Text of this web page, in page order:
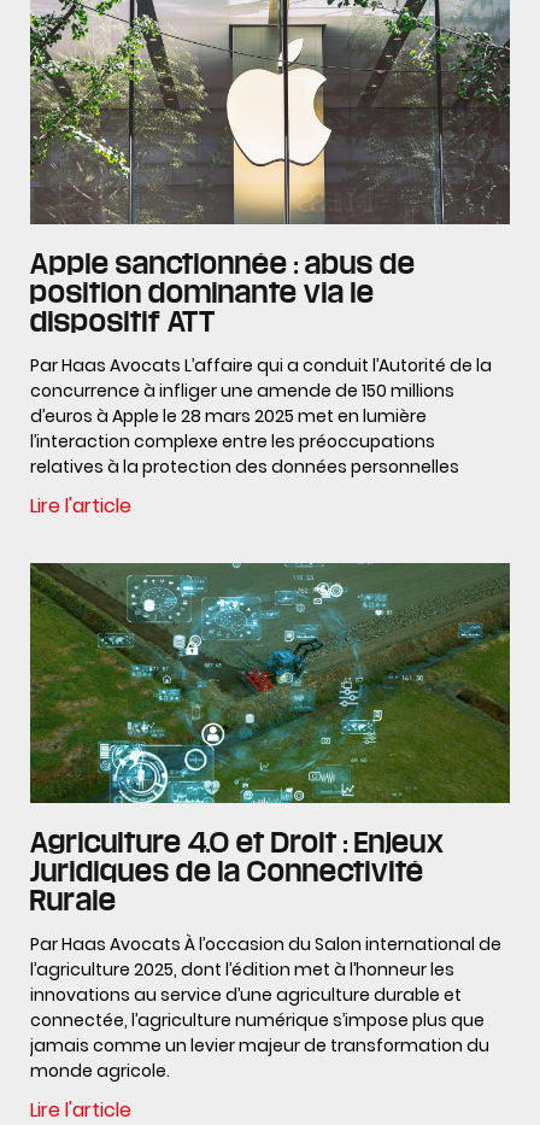
Apple sanctionnée : abus de
position dominante via le
dispositif ATT
Par Haas Avocats L’affaire qui a conduit l’Autorité de la
concurrence à infliger une amende de 150 millions
d’euros à Apple le 28 mars 2025 met en lumière
l’interaction complexe entre les préoccupations
relatives à la protection des données personnelles
Lire l'article
Agriculture 4.0 et Droit : Enjeux
Juridiques de la Connectivité
Rurale
Par Haas Avocats À l’occasion du Salon international de
l’agriculture 2025, dont l’édition met à l’honneur les
innovations au service d’une agriculture durable et
connectée, l’agriculture numérique s’impose plus que
jamais comme un levier majeur de transformation du
monde agricole.
Lire l'article